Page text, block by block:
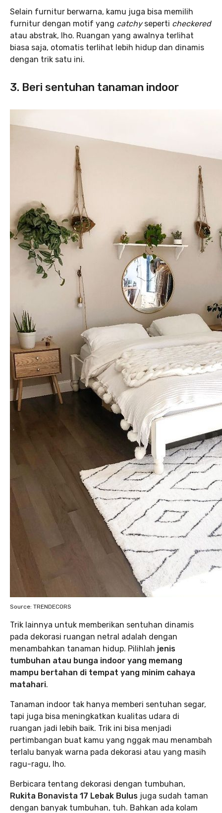
Selain furnitur berwarna, kamu juga bisa memilih
furnitur dengan motif yang catchyseperti checkered
atau abstrak, lho. Ruangan yang awalnya terlihat
biasa saja, otomatis terlihat lebih hidup dan dinamis
dengan trik satu ini.
3. Beri sentuhan tanaman indoor
Source: TRENDECORS
Trik lainnya untuk memberikan sentuhan dinamis
pada dekorasi ruangan netral adalah dengan
menambahkan tanaman hidup. Pilihlah jenis
tumbuhan atau bunga indoor yang memang
mampu bertahan di tempat yang minim cahaya
matahari.
Tanaman indoor tak hanya memberi sentuhan segar,
tapi juga bisa meningkatkan kualitas udara di
ruangan jadi lebih baik. Trik ini bisa menjadi
pertimbangan buat kamu yang nggak mau menambah
terlalu banyak warna pada dekorasi atau yang masih
ragu-ragu, lho.
Berbicara tentang dekorasi dengan tumbuhan,
Rukita Bonavista 17 Lebak Bulus juga sudah taman
dengan banyak tumbuhan, tuh. Bahkan ada kolam